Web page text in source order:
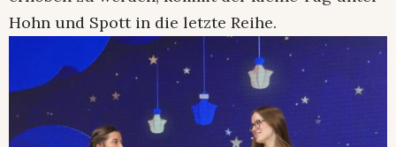
Hohn und Spott in die letzte Reihe.